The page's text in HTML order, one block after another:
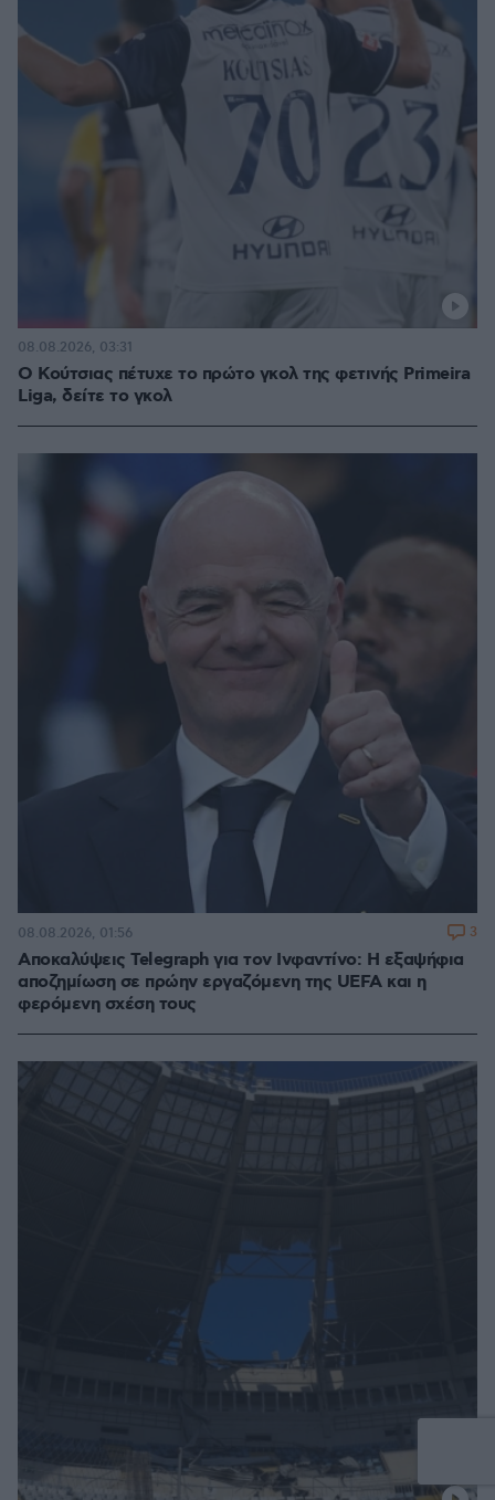
Ο Κούτσιας πέτυχε το πρώτο γκολ της φετινής Primeira
Liga, δείτε το γκολ
08.08.2026, 03:31
Αποκαλύψεις Telegraph για τον Ινφαντίνο: Η εξαψήφια
αποζημίωση σε πρώην εργαζόμενη της UEFA και η
φερόμενη σχέση τους
08.08.2026, 01:56 3